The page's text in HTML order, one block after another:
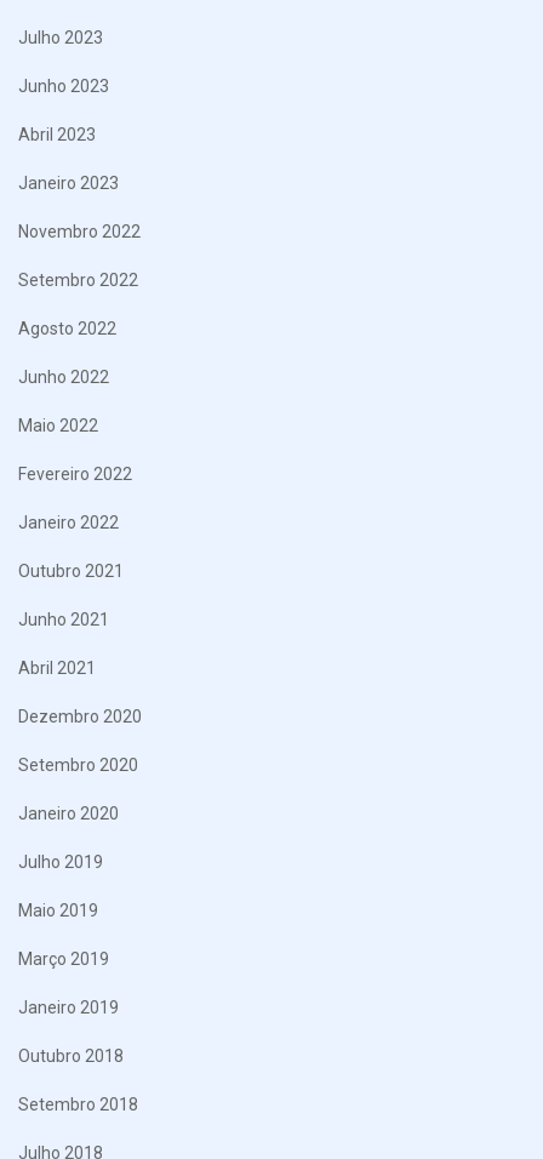
Julho 2023
Junho 2023
Abril 2023
Janeiro 2023
Novembro 2022
Setembro 2022
Agosto 2022
Junho 2022
Maio 2022
Fevereiro 2022
Janeiro 2022
Outubro 2021
Junho 2021
Abril 2021
Dezembro 2020
Setembro 2020
Janeiro 2020
Julho 2019
Maio 2019
Março 2019
Janeiro 2019
Outubro 2018
Setembro 2018
Julho 2018